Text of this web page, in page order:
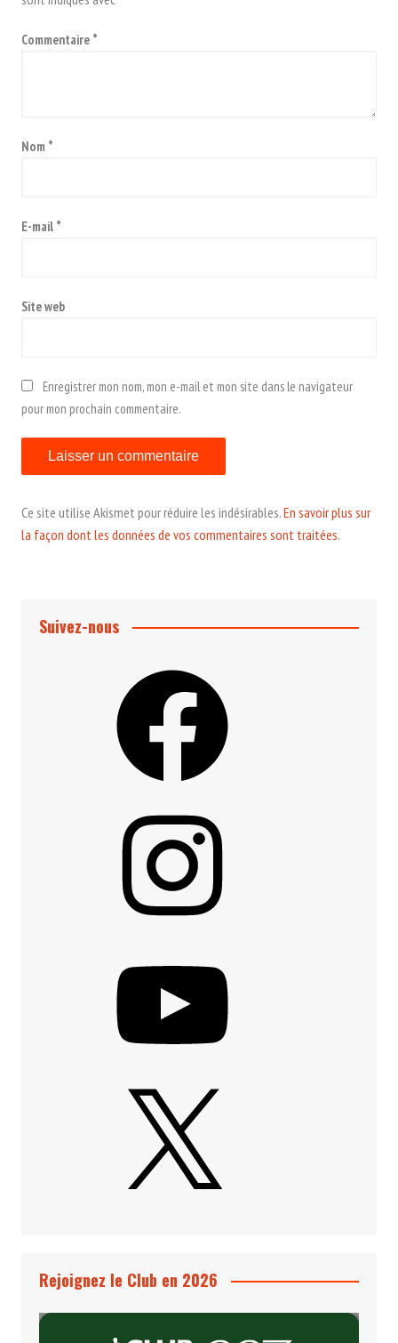
Commentaire *
Nom *
E-mail *
Site web
Enregistrer mon nom, mon e-mail et mon site dans le navigateur
pour mon prochain commentaire.
Ce site utilise Akismet pour réduire les indésirables.En savoir plus sur
la façon dont les données de vos commentaires sont traitées.
Suivez-nous
Rejoignez le Club en 2026